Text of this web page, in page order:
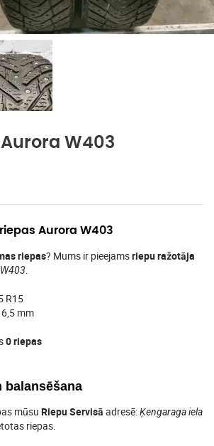
Aurora W403
Aurora W403
riepas? Mums ir pieejamsriepu ražotāja
W403.
R15
6,5 mm
0 riepas
balansēšana
mūsu Riepu Servisā adresē:Ķengaraga iela
riepas.